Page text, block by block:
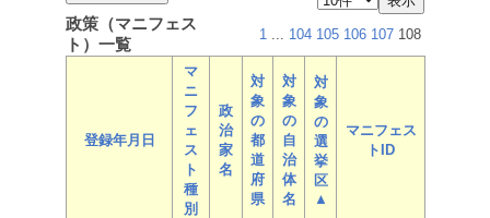
政策（マニフェス
ト）一覧
1 ... 104 105 106 107 108
登録年月日
マ
ニ
フ
ェ
ス
ト
種
別
政
治
家
名
対
象
の
都
道
府
県
対
象
の
自
治
体
名
対
象
の
選
挙
区
▲
マニフェス
トID